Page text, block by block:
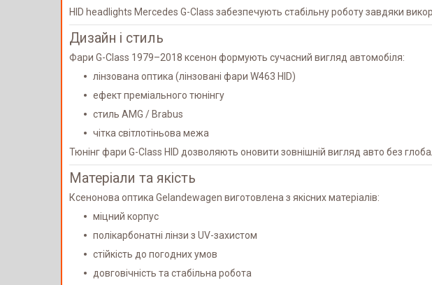
HID headlights Mercedes G-Class забезпечують стабільну роботу завдяки
Дизайн і стиль
Фари G-Class 1979–2018 ксенон формують сучасний вигляд автомобіля:
лінзована оптика (лінзовані фари W463 HID)
ефект преміального тюнінгу
стиль AMG / Brabus
чітка світлотіньова межа
Тюнінг фари G-Class HID дозволяють оновити зовнішній вигляд авто без
Матеріали та якість
Ксенонова оптика Gelandewagen виготовлена з якісних матеріалів:
міцний корпус
полікарбонатні лінзи з UV-захистом
стійкість до погодних умов
довговічність та стабільна робота